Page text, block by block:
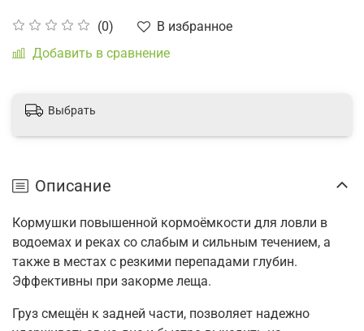
(0)
В избранное
Добавить в сравнение
Выбрать
Описание
Кормушки повышенной кормоёмкости для ловли в
водоемах и реках со слабым и сильным течением, а
также в местах с резкими перепадами глубин.
Эффективны при закорме леща.
Груз смещён к задней части, позволяет надежно